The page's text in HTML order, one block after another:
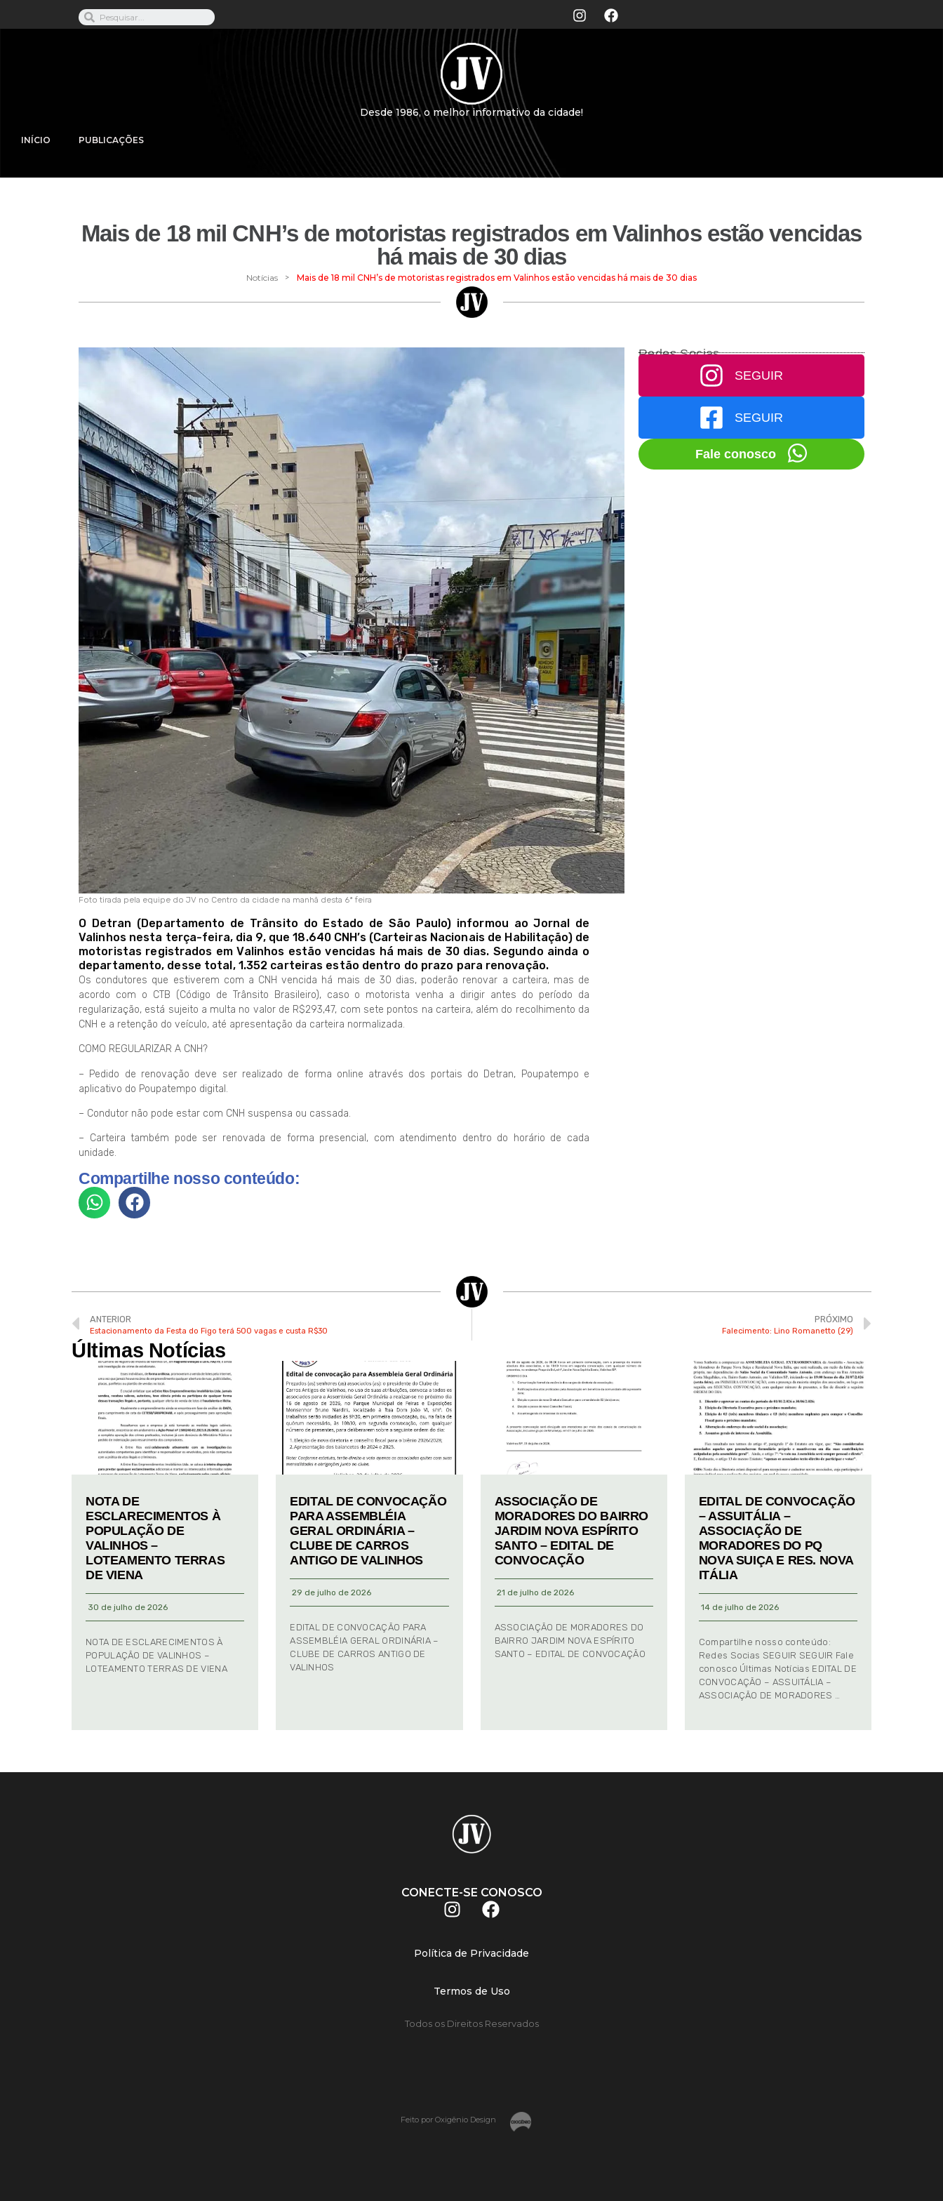
Desde 1986, o melhor informativo da cidade!
INÍCIO PUBLICAÇÕES
Mais de 18 mil CNH’s de motoristas registrados em Valinhos estão vencidas
há mais de 30 dias
Notícias > Mais de 18 mil CNH’s de motoristas registrados em Valinhos estão vencidas há mais de 30 dias
Foto tirada pela equipe do JV no Centro da cidade na manhã desta 6ª feira
O Detran (Departamento de Trânsito do Estado de São Paulo) informou ao Jornal de
Valinhos nesta terça-feira, dia 9, que 18.640 CNH’s (Carteiras Nacionais de Habilitação) de
motoristas registrados em Valinhos estão vencidas há mais de 30 dias. Segundo ainda o
departamento, desse total, 1.352 carteiras estão dentro do prazo para renovação.
Os condutores que estiverem com a CNH vencida há mais de 30 dias, poderão renovar a carteira, mas de
acordo com o CTB (Código de Trânsito Brasileiro), caso o motorista venha a dirigir antes do período da
regularização, está sujeito a multa no valor de R$293,47, com sete pontos na carteira, além do recolhimento da
CNH e a retenção do veículo, até apresentação da carteira normalizada.
COMO REGULARIZAR A CNH?
– Pedido de renovação deve ser realizado de forma online através dos portais do Detran, Poupatempo e
aplicativo do Poupatempo digital.
– Condutor não pode estar com CNH suspensa ou cassada.
– Carteira também pode ser renovada de forma presencial, com atendimento dentro do horário de cada
unidade.
Compartilhe nosso conteúdo:
Redes Socias
SEGUIR
SEGUIR
Fale conosco
ANTERIOR
Estacionamento da Festa do Figo terá 500 vagas e custa R$30
PRÓXIMO
Falecimento: Lino Romanetto (29)
Últimas Notícias
NOTA DE
ESCLARECIMENTOS À
POPULAÇÃO DE
VALINHOS –
LOTEAMENTO TERRAS
DE VIENA
30 de julho de 2026
NOTA DE ESCLARECIMENTOS À
POPULAÇÃO DE VALINHOS –
LOTEAMENTO TERRAS DE VIENA
EDITAL DE CONVOCAÇÃO
PARA ASSEMBLÉIA
GERAL ORDINÁRIA –
CLUBE DE CARROS
ANTIGO DE VALINHOS
29 de julho de 2026
EDITAL DE CONVOCAÇÃO PARA
ASSEMBLÉIA GERAL ORDINÁRIA –
CLUBE DE CARROS ANTIGO DE
VALINHOS
ASSOCIAÇÃO DE
MORADORES DO BAIRRO
JARDIM NOVA ESPÍRITO
SANTO – EDITAL DE
CONVOCAÇÃO
21 de julho de 2026
ASSOCIAÇÃO DE MORADORES DO
BAIRRO JARDIM NOVA ESPÍRITO
SANTO – EDITAL DE CONVOCAÇÃO
EDITAL DE CONVOCAÇÃO
– ASSUITÁLIA –
ASSOCIAÇÃO DE
MORADORES DO PQ
NOVA SUIÇA E RES. NOVA
ITÁLIA
14 de julho de 2026
Compartilhe nosso conteúdo:
Redes Socias SEGUIR SEGUIR Fale
conosco Últimas Notícias EDITAL DE
CONVOCAÇÃO – ASSUITÁLIA –
ASSOCIAÇÃO DE MORADORES …
CONECTE-SE CONOSCO
Política de Privacidade
Termos de Uso
Todos os Direitos Reservados
Feito por Oxigênio Design